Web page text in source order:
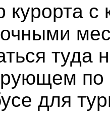
курорта
туда
для